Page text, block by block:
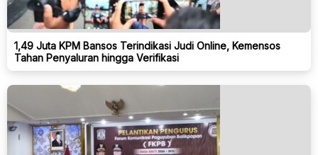
1,49 Juta KPM Bansos Terindikasi Judi Online, Kemensos
Tahan Penyaluran hingga Verifikasi